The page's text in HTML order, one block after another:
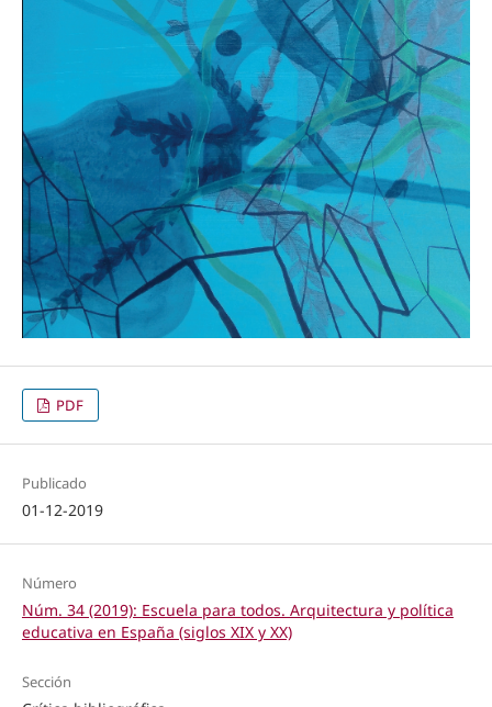
PDF
Publicado
01-12-2019
Número
Núm. 34 (2019): Escuela para todos. Arquitectura y política
educativa en España (siglos XIX y XX)
Sección